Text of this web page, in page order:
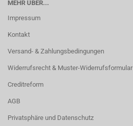
MEHR ÜBER...
Impressum
Kontakt
Versand- & Zahlungsbedingungen
Widerrufsrecht & Muster-Widerrufsformular
Creditreform
AGB
Privatsphäre und Datenschutz